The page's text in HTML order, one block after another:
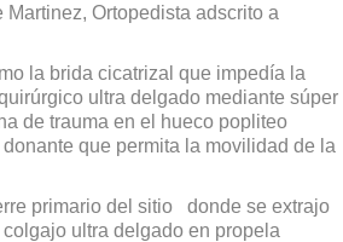
Ortopedista adscrito a
la brida cicatrizal que impedía la
ultra delgado mediante súper
de trauma en el hueco popliteo
que permita la movilidad de la
primario del sitio donde se extrajo
ultra delgado en propela